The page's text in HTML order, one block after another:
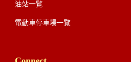
油站一覧
電動車停車場一覧